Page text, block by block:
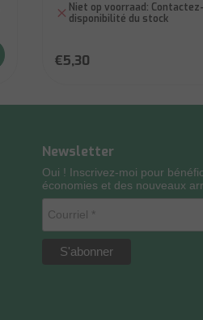
Niet op voorraad:
disponibilité du stock
€5,30
Newsletter
Oui ! Inscrivez-moi pour
économies et des nouveaux